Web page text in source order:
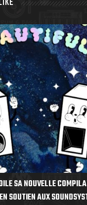
SA NOUVELLE
SOUTIEN AUX